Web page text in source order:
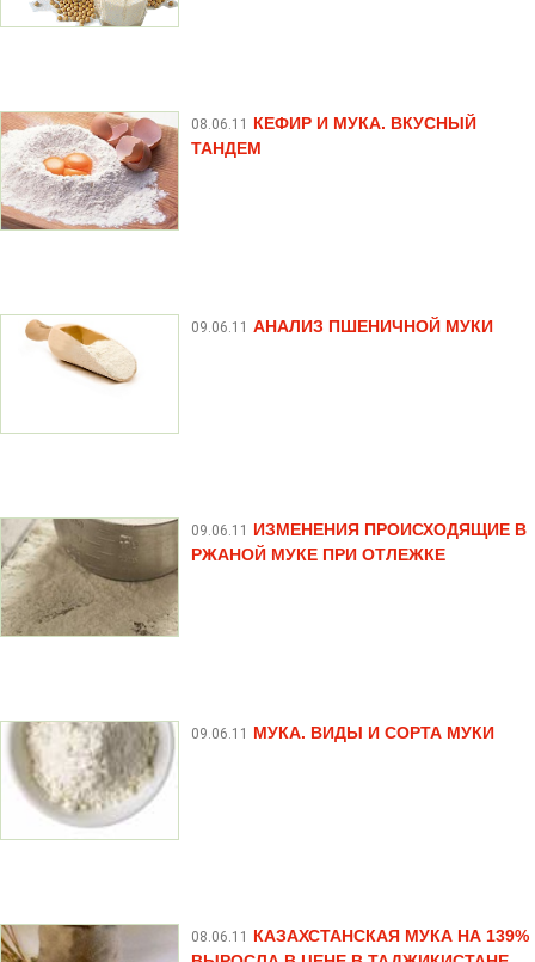
08.06.11 КЕФИР И МУКА. ВКУСНЫЙ
ТАНДЕМ
09.06.11 АНАЛИЗ ПШЕНИЧНОЙ МУКИ
09.06.11 ИЗМЕНЕНИЯ ПРОИСХОДЯЩИЕ В
РЖАНОЙ МУКЕ ПРИ ОТЛЕЖКЕ
09.06.11 МУКА. ВИДЫ И СОРТА МУКИ
08.06.11 КАЗАХСТАНСКАЯ МУКА НА 139%